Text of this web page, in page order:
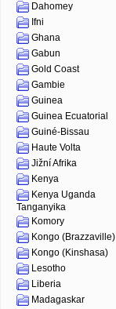
Dahomey
Ifni
Ghana
Gabun
Gold Coast
Gambie
Guinea
Guinea Ecuatorial
Guiné-Bissau
Haute Volta
Jižní Afrika
Kenya
Kenya Uganda
Tanganyika
Komory
Kongo (Brazzaville)
Kongo (Kinshasa)
Lesotho
Liberia
Madagaskar